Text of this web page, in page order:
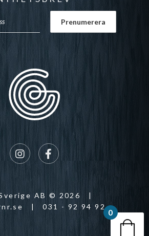
AB © 2026
|
|
031 - 92 94 92
Din
0